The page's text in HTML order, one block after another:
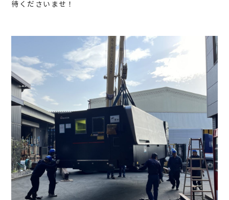
待くださいませ！